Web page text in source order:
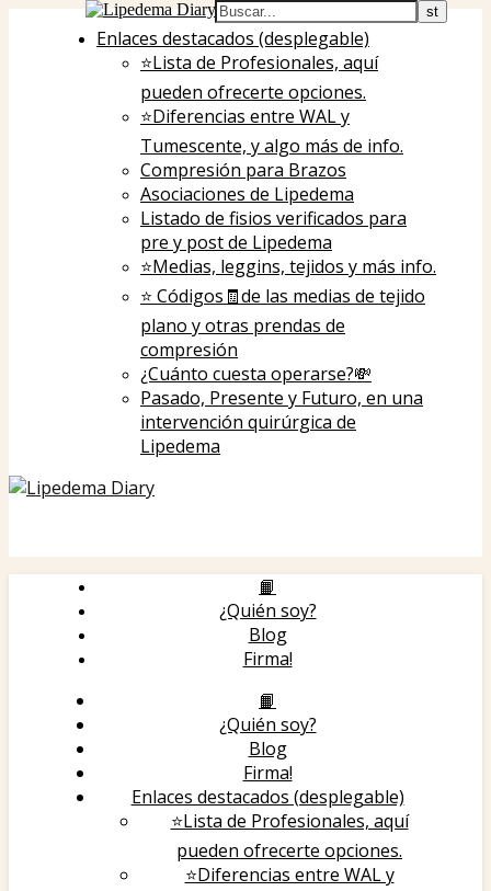
Enlaces destacados (desplegable)
⭐Lista de Profesionales, aquí
pueden ofrecerte opciones.
⭐️Diferencias entre WAL y
Tumescente, y algo más de info.
Compresión para Brazos
Asociaciones de Lipedema
Listado de fisios verificados para
pre y post de Lipedema
⭐️Medias, leggins, tejidos y más info.
⭐️ Códigos🧾de las medias de tejido
plano y otras prendas de
compresión
¿Cuánto cuesta operarse?💸
Pasado, Presente y Futuro, en una
intervención quirúrgica de
Lipedema
📙
¿Quién soy?
Blog
Firma!
📙
¿Quién soy?
Blog
Firma!
Enlaces destacados (desplegable)
⭐Lista de Profesionales, aquí
pueden ofrecerte opciones.
⭐️Diferencias entre WAL y